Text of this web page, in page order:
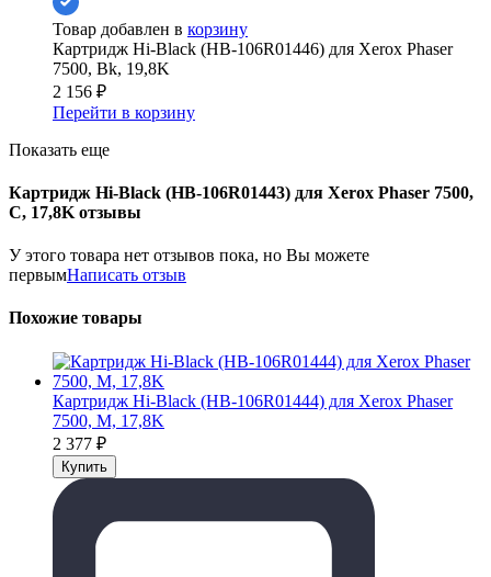
Товар добавлен в корзину
Картридж Hi-Black (HB-106R01446) для Xerox Phaser
7500, Bk, 19,8K
2 156 ₽
Перейти в корзину
Показать еще
Картридж Hi-Black (HB-106R01443) для Xerox Phaser 7500,
C, 17,8K отзывы
У этого товара нет отзывов пока, но Вы можете
первымНаписать отзыв
Похожие товары
Картридж Hi-Black (HB-106R01444) для Xerox Phaser
7500, M, 17,8K
2 377 ₽